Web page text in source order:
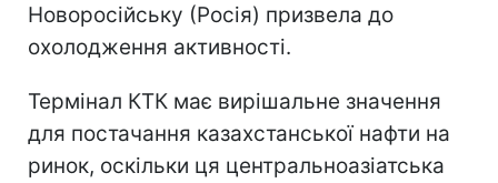
Новоросійську (Росія) призвела до
охолодження активності.
Термінал КТК має вирішальне значення
для постачання казахстанської нафти на
ринок, оскільки ця центральноазіатська